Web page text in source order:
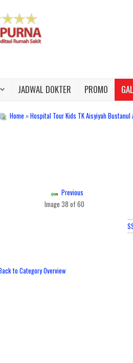
JADWAL DOKTER PROMO
Home »Hospital Tour Kids TK Aisyiyah
Previous
Image 38 of 60
to Category Overview
Hidayatullah 19-20 Juli 2019